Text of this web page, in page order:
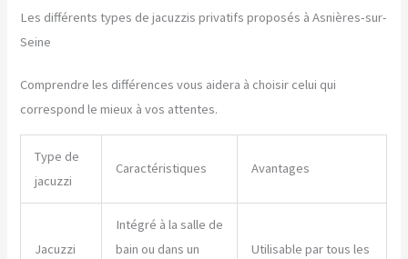
Les différents types de jacuzzis privatifs proposés à Asnières-sur-
Seine
Comprendre les différences vous aidera à choisir celui qui
correspond le mieux à vos attentes.
Type de
jacuzzi
Caractéristiques Avantages
Jacuzzi
Intégré à la salle de
bain ou dans un
Utilisable par tous les